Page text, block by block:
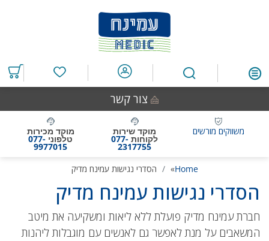
מוצרים
במועדפים
משווקים מורשים מוקד שירות
לקוחות 077-
2317755
מוקד מכירות
טלפוני 077-
9977015
צור קשר
Home
» הסדרי נגישות עמינח מדיק
הסדרי נגישות עמינח מדיק
חברת עמינח מדיק פועלת ללא ליאות ומשקיעה את מיטב
המשאבים על מנת לאפשר גם לאנשים עם מוגבלות ליהנות